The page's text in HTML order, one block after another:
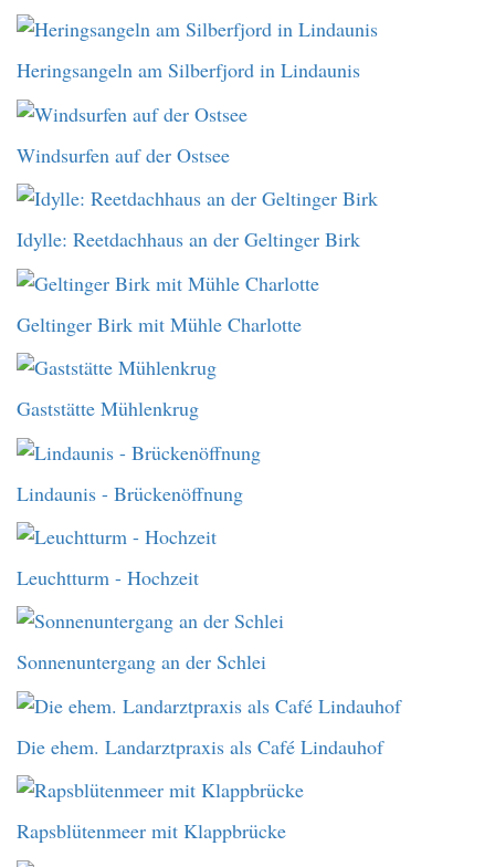
Heringsangeln am Silberfjord in Lindaunis
Windsurfen auf der Ostsee
Idylle: Reetdachhaus an der Geltinger Birk
Geltinger Birk mit Mühle Charlotte
Gaststätte Mühlenkrug
Lindaunis - Brückenöffnung
Leuchtturm - Hochzeit
Sonnenuntergang an der Schlei
Die ehem. Landarztpraxis als Café Lindauhof
Rapsblütenmeer mit Klappbrücke